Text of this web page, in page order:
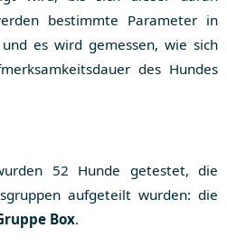
bestimmte Parameter in
es wird gemessen, wie sich
des Hundes
52 Hunde getestet, die
aufgeteilt wurden: die
Box.